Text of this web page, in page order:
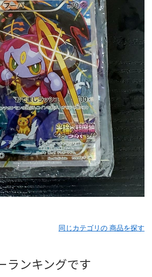
同じカテゴリの 商品を探す
ランキングです